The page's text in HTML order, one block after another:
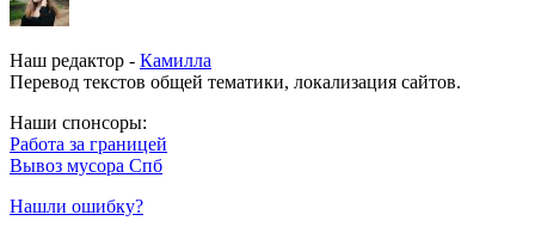
Наш редактор - Камилла
Перевод текстов общей тематики, локализация сайтов.
Наши спонсоры:
Работа за границей
Вывоз мусора Спб
Нашли ошибку?